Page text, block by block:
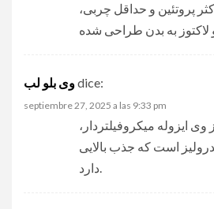
پروتئین و حداقل چربی،
وی بلو لبdice:
septiembre 27, 2025 a las 9:33 pm
وی ایزوله میکروفیلتردار،
است که جذب بالایی
دارد.